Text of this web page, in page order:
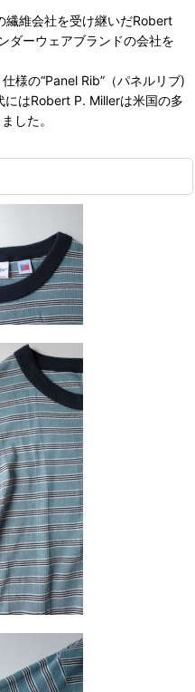
繊維会社を受け継いだRobert
ダーウェアブランドの会社を
様の“Panel Rib”（パネルリブ)
はRobert P. Millerは米国の多
した。